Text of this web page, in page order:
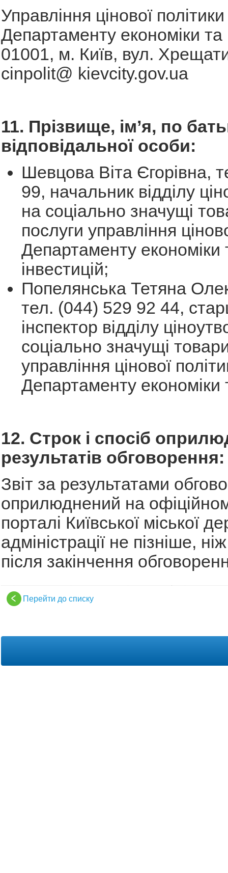
Управління цінової політики
Департаменту економіки та
01001, м. Київ, вул.
cinpolit@ kievcity.gov.ua
11. Прізвище, ім’я, по
відповідальної особи:
Шевцова Віта Єгорівна,
99, начальник відділу
на соціально значущі
послуги управління
Департаменту економіки
інвестицій;
Попелянська Тетяна
тел. (044) 529 92 44,
інспектор відділу
соціально значущі
управління цінової
Департаменту економіки
12. Строк і спосіб
результатів обговорення:
Звіт за результатами
оприлюднений на
порталі Київської міської
адміністрації не пізніше,
після закінчення
Перейти до списку